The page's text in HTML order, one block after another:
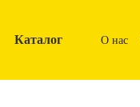
Каталог О нас